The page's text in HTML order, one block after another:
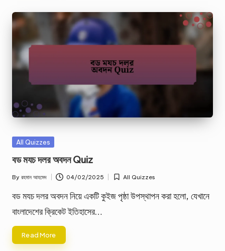
Posted
All Quizzes
বড মযচ দলর অবদন Quiz
Posted
By রহমান আহমেদ 04/02/2025
Posted
All Quizzes
বড মযচ দলর অবদন নিয়ে একটি কুইজ পৃষ্ঠা উপস্থাপন করা হলো, যেখানে
বাংলাদেশের ক্রিকেট ইতিহাসের…
Read More